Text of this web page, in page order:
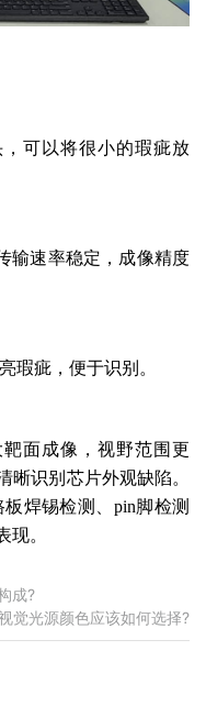
可以将很小的瑕疵放
输速率稳定，成像精度
瑕疵，便于识别。
面成像，视野范围更
晰识别芯片外观缺陷。
板焊锡检测、 pin脚检测
现。
成?
觉光源颜色应该如何选择?